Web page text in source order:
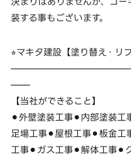
装する事もございます。
⭐︎マキタ建設【塗り替え・リ
——
【当社ができること】
⚫︎外壁塗装工事⚫︎内部塗装工
足場工事⚫︎屋根工事⚫︎板金工
工事⚫︎ガス工事⚫︎解体工事